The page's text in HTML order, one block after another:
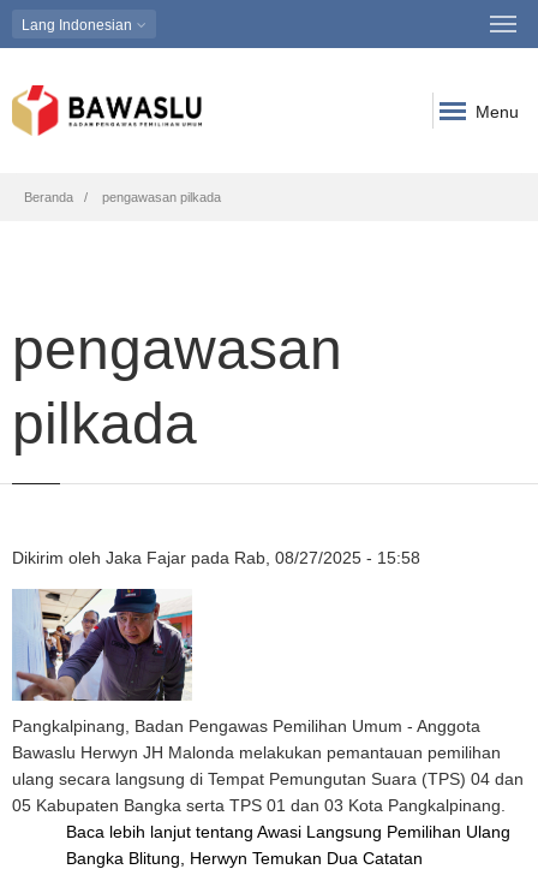
Lang Indonesian
Menu
Breadcrumb
Beranda pengawasan pilkada
pengawasan
pilkada
Dikirim oleh Jaka Fajar pada Rab, 08/27/2025 - 15:58
Pangkalpinang, Badan Pengawas Pemilihan Umum - Anggota
Bawaslu Herwyn JH Malonda melakukan pemantauan pemilihan
ulang secara langsung di Tempat Pemungutan Suara (TPS) 04 dan
05 Kabupaten Bangka serta TPS 01 dan 03 Kota Pangkalpinang.
Baca lebih lanjut tentang Awasi Langsung Pemilihan Ulang
Bangka Blitung, Herwyn Temukan Dua Catatan